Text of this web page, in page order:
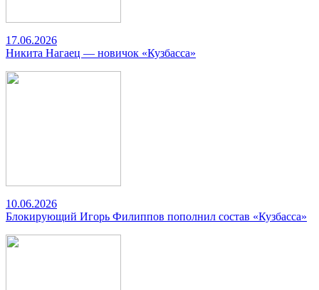
17.06.2026
Никита Нагаец — новичок «Кузбасса»
10.06.2026
Блокирующий Игорь Филиппов пополнил состав «Кузбасса»